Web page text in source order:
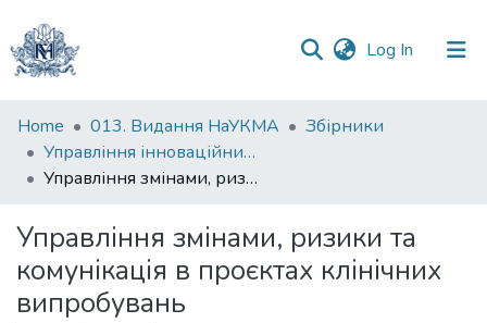
Log In (current)
Communities
&
Collections
Statistics
Home 013. Видання НаУКМА
Збірники
Управління інноваційним розвитком соціально-економічних систем : колективна монографія
Управління змінами, ризики та комунікація в проєктах клінічних випробувань
Управління змінами, ризики та
комунікація в проєктах клінічних
випробувань